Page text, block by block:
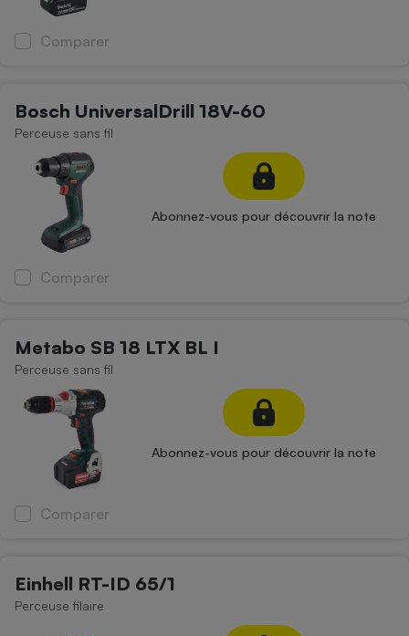
Comparer
Bosch UniversalDrill 18V-60
Perceuse sans fil
Abonnez-vous pour découvrir la note
Comparer
Metabo SB 18 LTX BL I
Perceuse sans fil
Abonnez-vous pour découvrir la note
Comparer
Einhell RT-ID 65/1
Perceuse filaire